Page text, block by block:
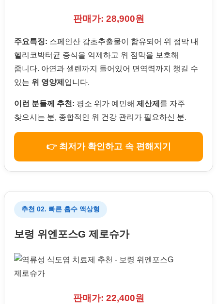
판매가: 28,900원
주요특징: 스페인산 감초추출물이 함유되어 위 점막 내
헬리코박터균 증식을 억제하고 위 점막을 보호해
줍니다. 아연과 셀렌까지 들어있어 면역력까지 챙길 수
있는 위 영양제 입니다.
이런 분들께 추천: 평소 위가 예민해 제산제 를 자주
찾으시는 분, 종합적인 위 건강 관리가 필요하신 분.
👉 최저가 확인하고 속 편해지기
추천 02. 빠른 흡수 액상형
보령 위엔포스G 제로슈가
판매가: 22,400원